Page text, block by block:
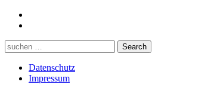
Datenschutz
Impressum